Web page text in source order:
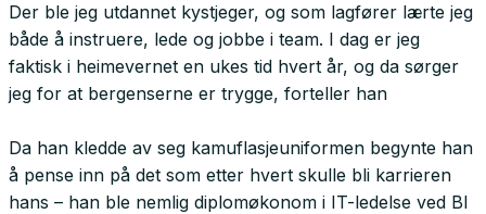
Der ble jeg utdannet kystjeger, og som lagfører lærte jeg
både å instruere, lede og jobbe i team. I dag er jeg
faktisk i heimevernet en ukes tid hvert år, og da sørger
jeg for at bergenserne er trygge, forteller han
Da han kledde av seg kamuflasjeuniformen begynte han
å pense inn på det som etter hvert skulle bli karrieren
hans – han ble nemlig diplomøkonom i IT-ledelse ved BI